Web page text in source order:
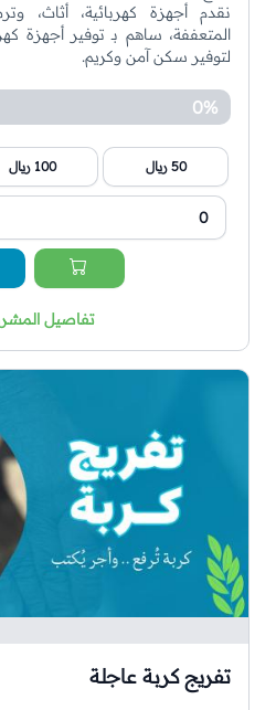
نقدم أجهزة كهربائية، أثاث،
المتعففة، ساهم بـ توفير أجهزة
لتوفير سكن آمن وكريم.
0%
50 ريال 100 ريال
تفاصيل
تفريج كربة عاجلة